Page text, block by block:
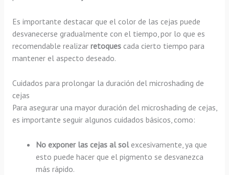
Es importante destacar que el color de las cejas puede
desvanecerse gradualmente con el tiempo, por lo que es
recomendable realizar retoquescada cierto tiempo para
mantener el aspecto deseado.
Cuidados para prolongar la duración del microshading de
cejas
Para asegurar una mayor duración del microshading de cejas,
es importante seguir algunos cuidados básicos, como:
No exponer las cejas al solexcesivamente, ya que
esto puede hacer que el pigmento se desvanezca
más rápido.